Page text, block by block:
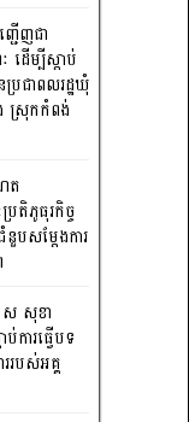
ើញជា
ើម្បីស្តាប់
រជាពលរដ្ឋឃុំ
ស្រុកកំពង់
ត
តិភូធុរកិច្ច
នួបសម្តែងការ
ស សុខា
ការធ្វើបទ
របស់អគ្គ